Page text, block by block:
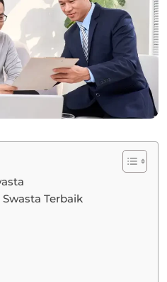
Terbaik